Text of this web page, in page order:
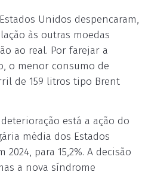
Unidos despencaram,
às outras moedas
ao real. Por farejar a
o menor consumo de
de 159 litros tipo Brent
está a ação do
média dos Estados
para 15,2%. A decisão
a nova síndrome